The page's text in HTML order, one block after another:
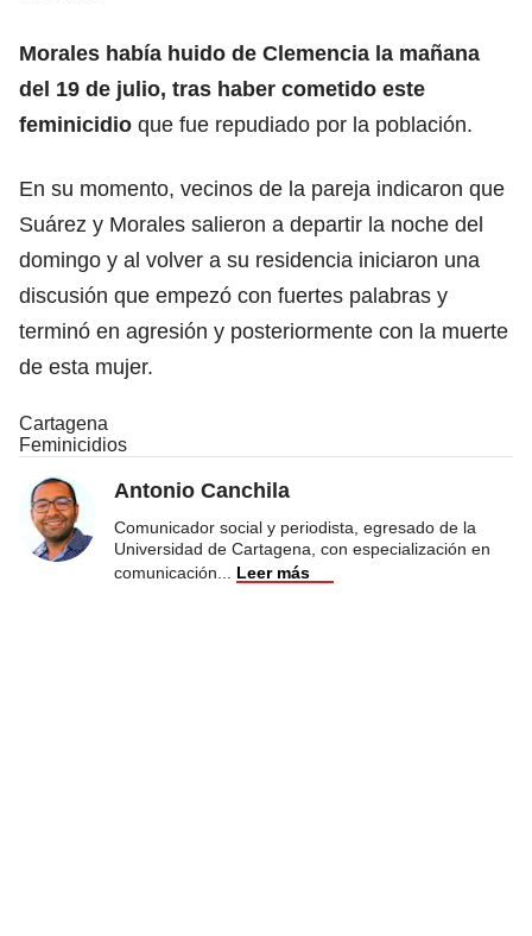
Morales había huido de Clemencia la mañana
del 19 de julio, tras haber cometido este
feminicidio que fue repudiado por la población.
En su momento, vecinos de la pareja indicaron que
Suárez y Morales salieron a departir la noche del
domingo y al volver a su residencia iniciaron una
discusión que empezó con fuertes palabras y
terminó en agresión y posteriormente con la muerte
de esta mujer.
Cartagena
Feminicidios
Antonio Canchila
Comunicador social y periodista, egresado de la
Universidad de Cartagena, con especialización en
comunicación
Leer más